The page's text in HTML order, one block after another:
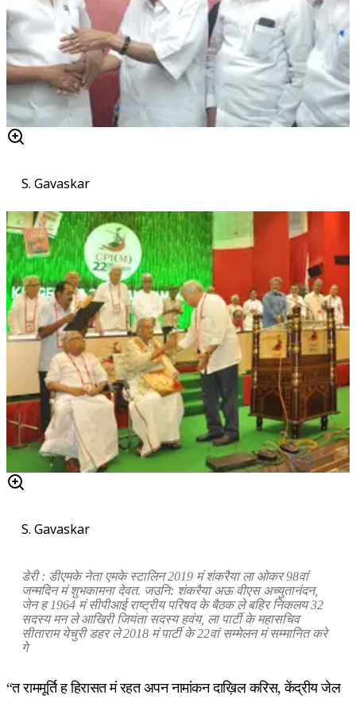
S. Gavaskar
S. Gavaskar
डेरी : डीएमके नेता एमके स्टालिन 2019 मं शंकरैया ला ओकर 98वां
जन्मदिन मं शुभकामना देवत. जउनि: शंकरैया अऊ वीएस अच्युतानंदन,
जेन ह 1964 मं सीपीआई राष्ट्रीय परिषद के बैठक ले बहिर निकलय 32
सदस्य मन ले आखिरी जियंता सदस्य हवंय, ला पार्टी के महासचिव
सीताराम येचुरी डहर ले 2018 मं पार्टी के 22वां सम्मेलन मं सम्मानित करे
गे
“त राममूर्ति ह हिरासत मं रहत अपन नामांकन दाख़िल करिस, केंद्रीय जेल